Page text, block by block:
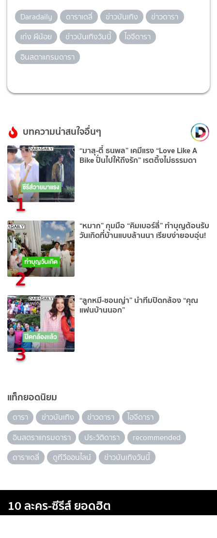
Daradaily ดาราเดลี่ ข่าวบันเทิง
ข่าวดารา
เก่ง ผีน้อย
ข่าวบันเทิงวันนี้
ไอจีดารา
อินสตาแกรมดารา
บทความน่าสนใจอื่นๆ
1
“มาสุ-ตี๋ ธนพล” เคมีแรง “Love Like A
Bike ปั่นไปให้ถึงรัก” เรตติ้งไม่ธรรมดา
2
“หมาก” กุมมือ “คิมเบอร์ลี่” ทำบุญต้อนรับ
วันเกิดที่บ้านแบบล้านนา เรียบง่ายอบอุ่น!
3
“ลูกหมี-ซอนญ่า” นำทีมปิดกล้อง “คุณ
แฟนบ้านนอก”
แท็กยอดนิยม
ดารา ข่าวบันเทิง ข่าวดารา
ไอจีดารา
อินสตราแกรมดารา
ประวัติดารา
recommended
ดาราเดลี่
ดูทีวีออนไลน์ ข่าวบันเทิงวันนี้
10 ละคร-ซีรีส์ ยอดฮิต